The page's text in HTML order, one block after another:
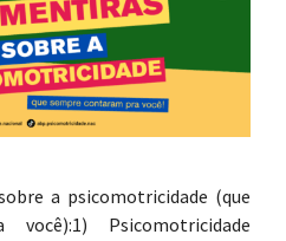
a psicomotricidade (que
Psicomotricidade